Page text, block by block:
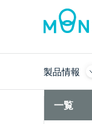
製品情報
一覧